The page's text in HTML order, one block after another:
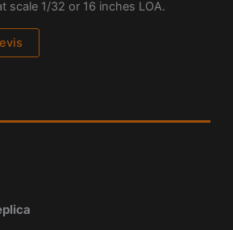
scale 1/32 or 16 inches LOA.